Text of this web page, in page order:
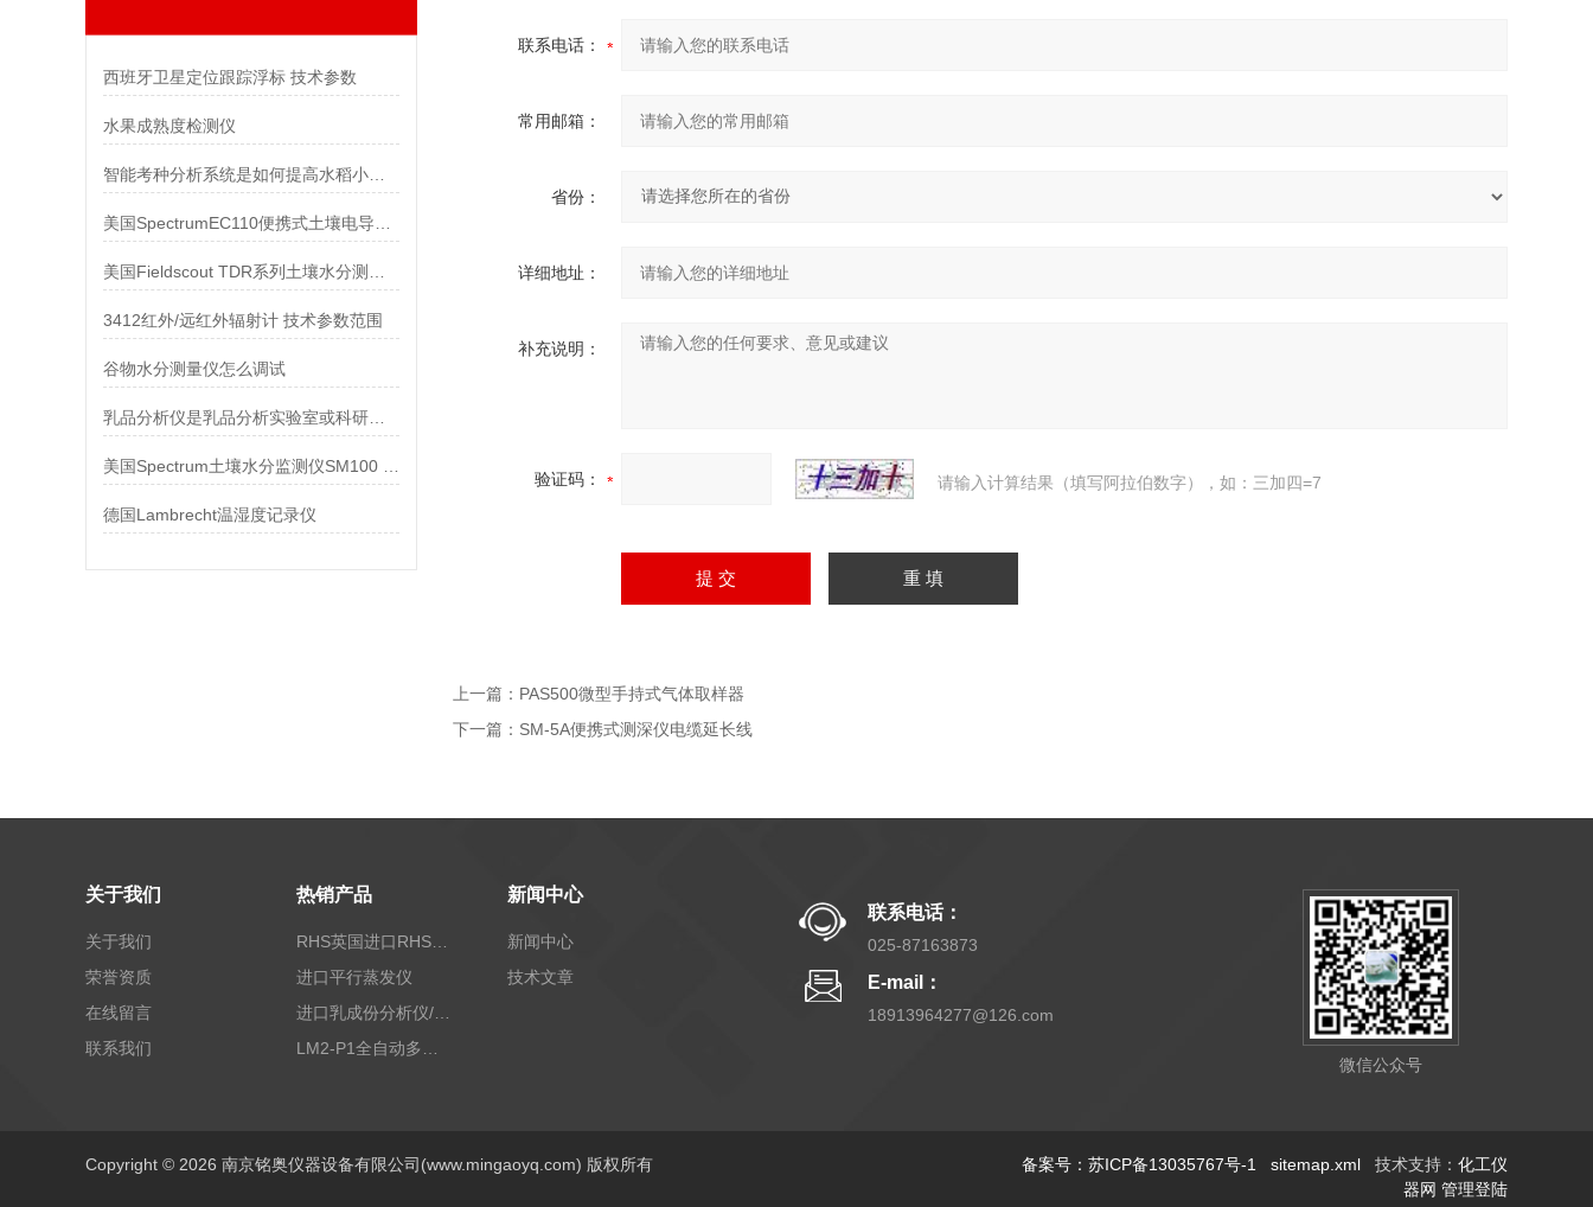
西班牙卫星定位跟踪浮标 技术参数
水果成熟度检测仪
智能考种分析系统是如何提高水稻小麦考种效率的
3412红外/远红外辐射计 技术参数范围
谷物水分测量仪怎么调试
乳品分析仪是乳品分析实验室或科研中心的理想选择
德国Lambrecht温湿度记录仪
联系电话：
常用邮箱：
省份：
详细地址：
补充说明：
验证码： 请输入计算结果（填写阿拉伯数字），如：三加四=7
上一篇： PAS500微型手持式气体取样器
下一篇： SM-5A便携式测深仪电缆延长线
关于我们
关于我们
荣誉资质
在线留言
联系我们
热销产品
进口平行蒸发仪
新闻中心
新闻中心
技术文章
联系电话：
025-87163873
E-mail：
18913964277@126.com
微信公众号
Copyright © 2026 南京铭奥仪器设备有限公司(www.mingaoyq.com) 版权所有 备案号：苏ICP备13035767号-1 sitemap.xml 技术支持： 化工仪
器网 管理登陆